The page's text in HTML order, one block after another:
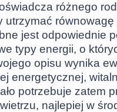
różnego
utrzymać
jest odpowiednie
typy energii, o
opisu wynika
energetycznej,
potrzebuje zatem
najlepiej w